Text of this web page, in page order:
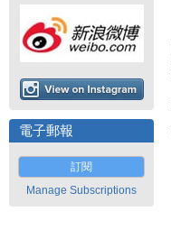
電子郵報
訂閱
Manage Subscriptions